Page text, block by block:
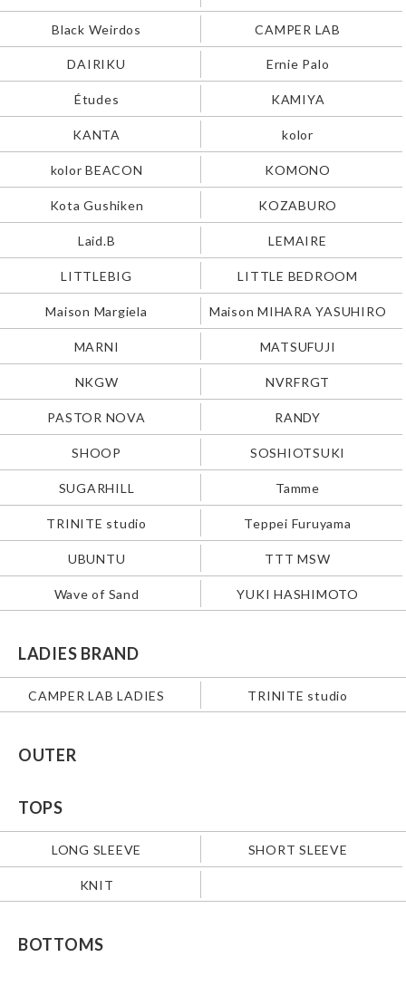
Black Weirdos CAMPER LAB
DAIRIKU Ernie Palo
Études KAMIYA
KANTA kolor
kolor BEACON KOMONO
Kota Gushiken KOZABURO
Laid.B LEMAIRE
LITTLEBIG LITTLE BEDROOM
Maison Margiela Maison MIHARA YASUHIRO
MARNI MATSUFUJI
NKGW NVRFRGT
PASTOR NOVA RANDY
SHOOP SOSHIOTSUKI
SUGARHILL Tamme
TRINITE studio Teppei Furuyama
UBUNTU TTT MSW
Wave of Sand YUKI HASHIMOTO
LADIES BRAND
CAMPER LAB LADIES TRINITE studio
OUTER
TOPS
LONG SLEEVE SHORT SLEEVE
KNIT
BOTTOMS